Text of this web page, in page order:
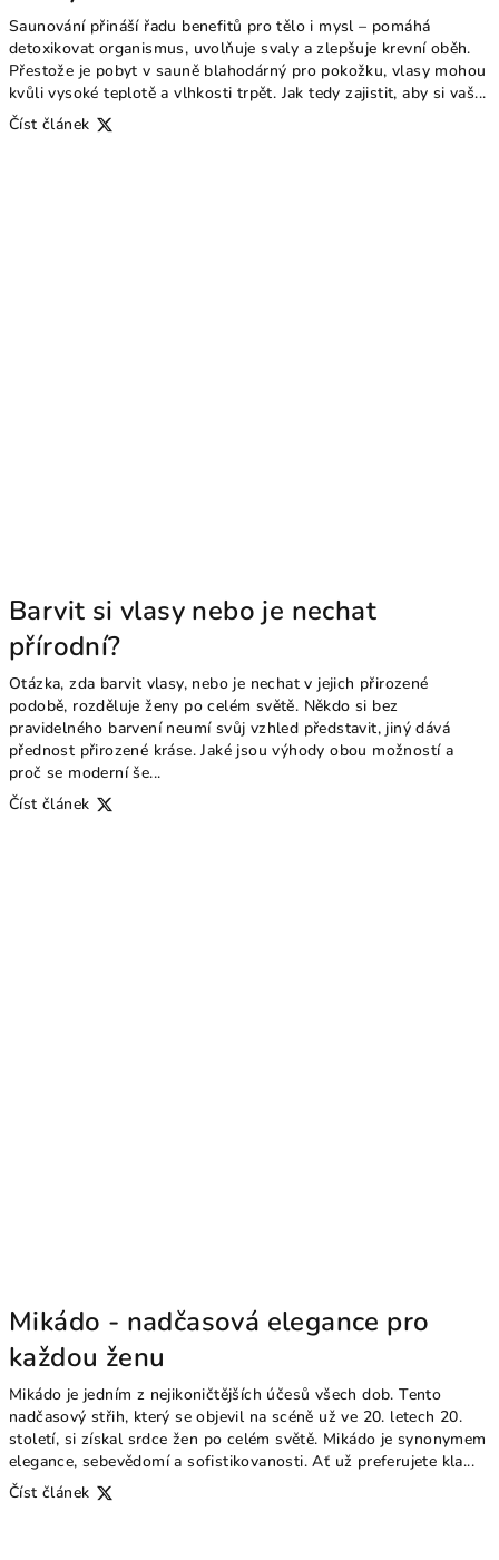
Saunování přináší řadu benefitů pro tělo i mysl – pomáhá
detoxikovat organismus, uvolňuje svaly a zlepšuje krevní oběh.
Přestože je pobyt v sauně blahodárný pro pokožku, vlasy mohou
kvůli vysoké teplotě a vlhkosti trpět. Jak tedy zajistit, aby si vaš...
Číst článek
Barvit si vlasy nebo je nechat
přírodní?
Otázka, zda barvit vlasy, nebo je nechat v jejich přirozené
podobě, rozděluje ženy po celém světě. Někdo si bez
pravidelného barvení neumí svůj vzhled představit, jiný dává
přednost přirozené kráse. Jaké jsou výhody obou možností a
proč se moderní še...
Číst článek
Mikádo - nadčasová elegance pro
každou ženu
Mikádo je jedním z nejikoničtějších účesů všech dob. Tento
nadčasový střih, který se objevil na scéně už ve 20. letech 20.
století, si získal srdce žen po celém světě. Mikádo je synonymem
elegance, sebevědomí a sofistikovanosti. Ať už preferujete kla...
Číst článek